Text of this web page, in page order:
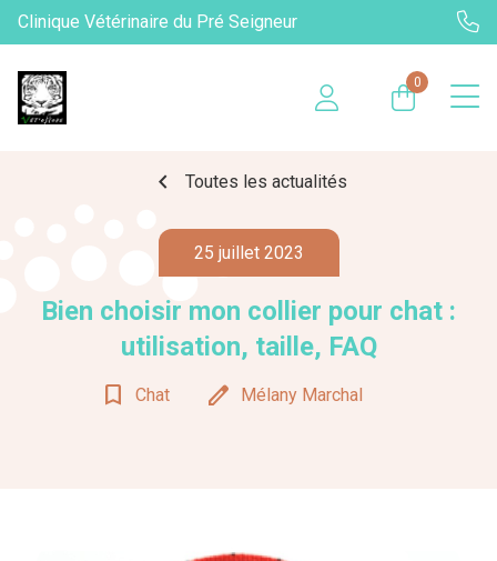
Clinique Vétérinaire du Pré Seigneur
0
chevron_left Toutes les actualités
25 juillet 2023
Bien choisir mon collier pour chat :
utilisation, taille, FAQ
bookmark_border
Chat edit Mélany Marchal